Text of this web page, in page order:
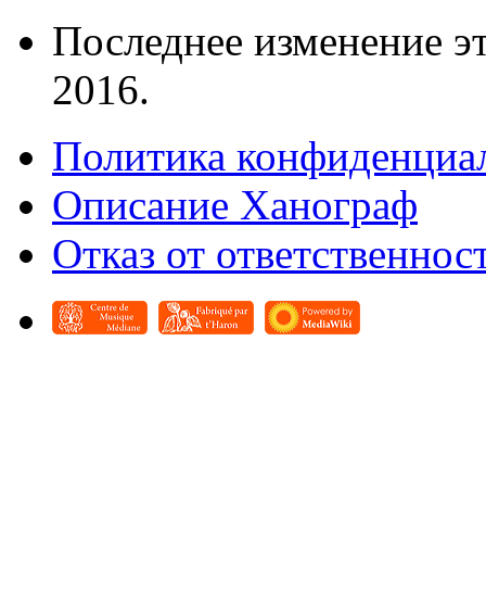
Последнее изменение
2016.
Политика
Описание Ханограф
Отказ от